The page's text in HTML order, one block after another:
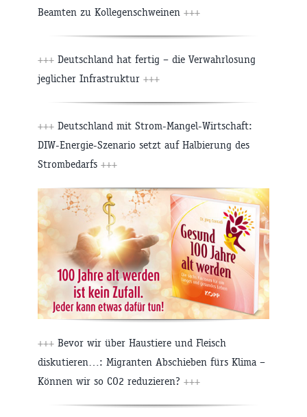
Beamten zu Kollegenschweinen +++
+++ Deutschland hat fertig – die Verwahrlosung
jeglicher Infrastruktur +++
+++ Deutschland mit Strom-Mangel-Wirtschaft:
DIW-Energie-Szenario setzt auf Halbierung des
Strombedarfs +++
+++ Bevor wir über Haustiere und Fleisch
diskutieren…: Migranten Abschieben fürs Klima –
Können wir so CO2 reduzieren? +++